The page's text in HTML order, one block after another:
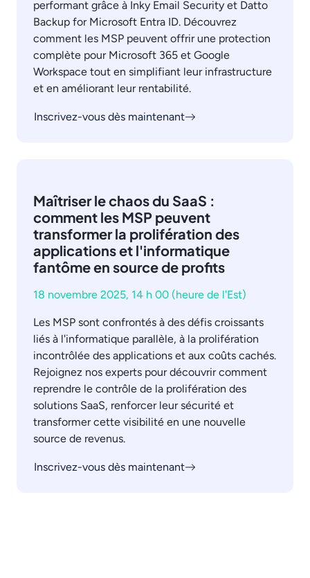
performant grâce à Inky Email Security et Datto
Backup for Microsoft Entra ID. Découvrez
comment les MSP peuvent offrir une protection
complète pour Microsoft 365 et Google
Workspace tout en simplifiant leur infrastructure
et en améliorant leur rentabilité.
Inscrivez-vous dès maintenant
Maîtriser le chaos du SaaS :
comment les MSP peuvent
transformer la prolifération des
applications et l'informatique
fantôme en source de profits
18 novembre 2025, 14 h 00 (heure de l'Est)
Les MSP sont confrontés à des défis croissants
liés à l'informatique parallèle, à la prolifération
incontrôlée des applications et aux coûts cachés.
Rejoignez nos experts pour découvrir comment
reprendre le contrôle de la prolifération des
solutions SaaS, renforcer leur sécurité et
transformer cette visibilité en une nouvelle
source de revenus.
Inscrivez-vous dès maintenant